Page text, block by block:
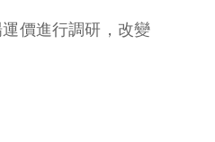
價進行調研，改變